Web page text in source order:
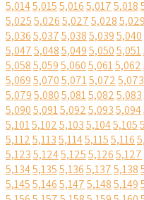
5,0145,0155,0165,0175,018
5,0255,0265,0275,0285,029
5,0365,0375,0385,0395,040
5,0475,0485,0495,0505,051
5,0585,0595,0605,0615,062
5,0695,0705,0715,0725,073
5,0795,0805,0815,0825,083
5,0905,0915,0925,0935,094
5,1015,1025,1035,1045,105
5,1125,1135,1145,1155,116
5,1235,1245,1255,1265,127
5,1345,1355,1365,1375,138
5,1455,1465,1475,1485,149